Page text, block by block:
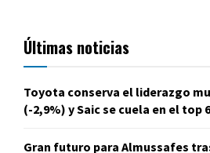
Últimas noticias
Toyota conserva el liderazgo
(-2,9%) y Saic se cuela en el top 6
Gran futuro para Almussafes